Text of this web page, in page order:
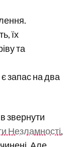
їх
та
запас на два
звернути
Незламності,